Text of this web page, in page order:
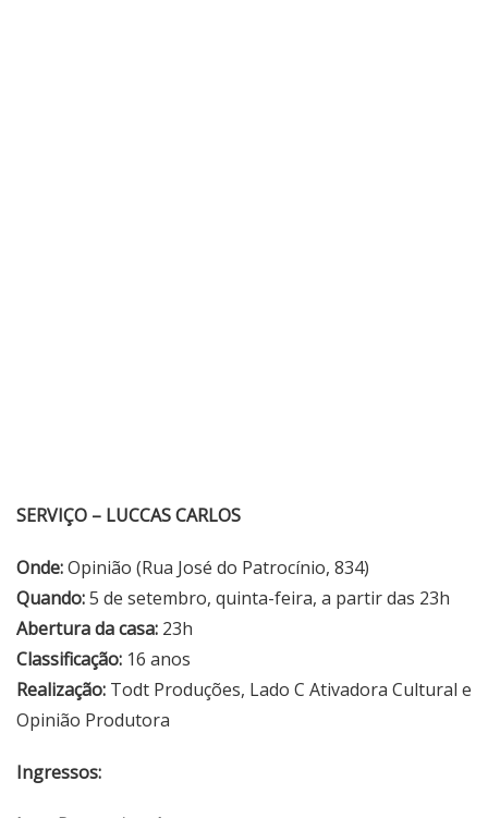
SERVIÇO – LUCCAS CARLOS
Onde:Opinião (Rua José do Patrocínio, 834)
Quando:5 de setembro, quinta-feira, a partir das 23h
Abertura da casa: 23h
Classificação: 16 anos
Realização: Todt Produções, Lado C Ativadora Cultural e
Opinião Produtora
Ingressos: